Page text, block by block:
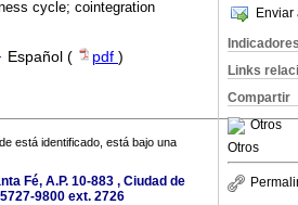
Enviar
Links
Compartir
Otros
Otros
cycle; cointegration
· Español ( pdf )
está identificado, está bajo una
Fé, A.P. 10-883 , Ciudad de
9800 ext. 2726